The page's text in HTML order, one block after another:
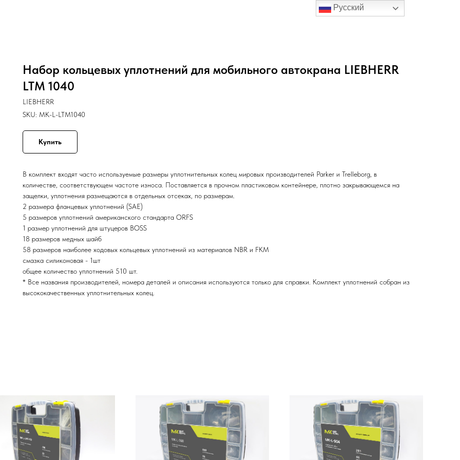
Русский
Набор кольцевых уплотнений для мобильного автокрана LIEBHERR
LTM 1040
LIEBHERR
SKU: MK-L-LTM1040
Купить
В комплект входят часто используемые размеры уплотнительных колец мировых производителей Parker и Trelleborg, в
количестве, соответствующем частоте износа. Поставляется в прочном пластиковом контейнере, плотно закрывающемся на
защелки, уплотнения размещаются в отдельных отсеках, по размерам.
2 размера фланцевых уплотнений (SAE)
5 размеров уплотнений американского стандарта ORFS
1 размер уплотнений для штуцеров BOSS
18 размеров медных шайб
58 размеров наиболее ходовых кольцевых уплотнений из материалов NBR и FKM
смазка силиконовая - 1шт
общее количество уплотнений 510 шт.
* Все названия производителей, номера деталей и описания используются только для справки. Комплект уплотнений собран из
высококачественных уплотнительных колец.